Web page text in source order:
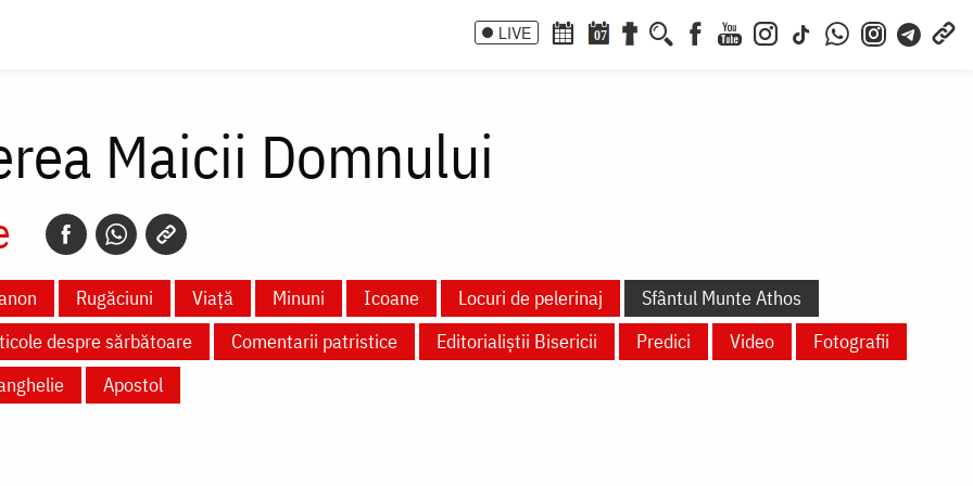
LIVE 07
Maicii Domnului
Rugăciuni Viață Minuni Icoane Locuri de pelerinaj
Sfântul Munte Athos
despre sărbătoare Comentarii patristice Editorialiștii Bisericii Predici Video
Fotografii
Apostol